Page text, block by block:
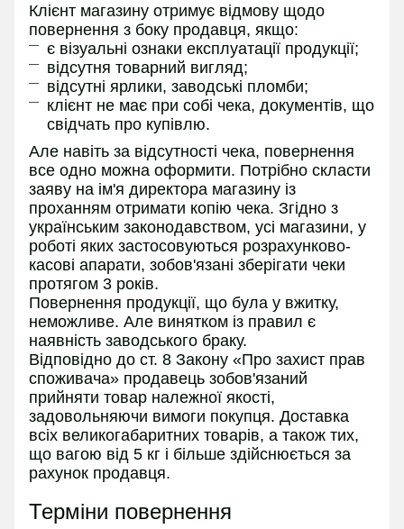
Клієнт магазину отримує відмову щодо
повернення з боку продавця, якщо:
є візуальні ознаки експлуатації продукції;
відсутня товарний вигляд;
відсутні ярлики, заводські пломби;
клієнт не має при собі чека, документів, що
свідчать про купівлю.
Але навіть за відсутності чека, повернення
все одно можна оформити. Потрібно скласти
заяву на ім'я директора магазину із
проханням отримати копію чека. Згідно з
українським законодавством, усі магазини, у
роботі яких застосовуються розрахунково-
касові апарати, зобов'язані зберігати чеки
протягом 3 років.
Повернення продукції, що була у вжитку,
неможливе. Але винятком із правил є
наявність заводського браку.
Відповідно до ст. 8 Закону «Про захист прав
споживача» продавець зобов'язаний
прийняти товар належної якості,
задовольняючи вимоги покупця. Доставка
всіх великогабаритних товарів, а також тих,
що вагою від 5 кг і більше здійснюється за
рахунок продавця.
Терміни повернення